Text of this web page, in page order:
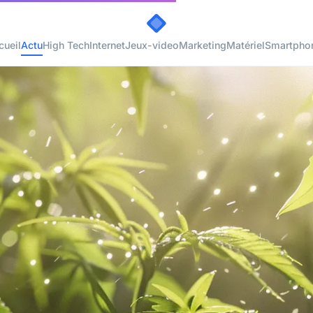
ActuHigh TechInternetJeux-videoMarketingMatériel